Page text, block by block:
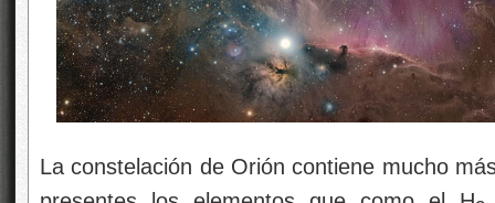
La constelación de Orión contiene mucho